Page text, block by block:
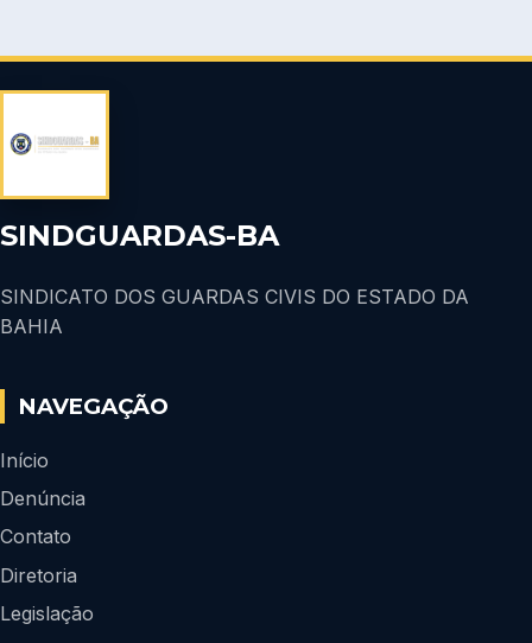
SINDGUARDAS-BA
SINDICATO DOS GUARDAS CIVIS DO ESTADO DA
BAHIA
NAVEGAÇÃO
Início
Denúncia
Contato
Diretoria
Legislação